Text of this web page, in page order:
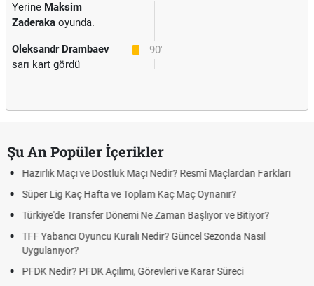
Yerine Maksim
Zaderaka oyunda.
90'
Oleksandr Drambaev
sarı kart gördü
Şu An Popüler İçerikler
Farkları
ve Bitiyor?
Nasıl
Süreci
Puan Durumunda AG, OM ve Diğer
Skor Ne Demek? Sporda Skor ve Sonuç
Futbol Nasıl Oynanır? Temel Futbol Kuralları
Deplasman Golü Kuralı Nedir? Hangi
DGS Sonuçları Ne Zaman Açıklanacak 2026?